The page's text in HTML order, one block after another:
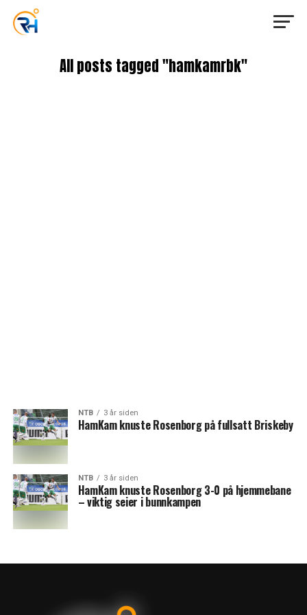
All posts tagged "hamkamrbk"
NTB 3 år siden
HamKam knuste Rosenborg på fullsatt Briskeby
NTB 3 år siden
HamKam knuste Rosenborg 3-0 på hjemmebane
– viktig seier i bunnkampen